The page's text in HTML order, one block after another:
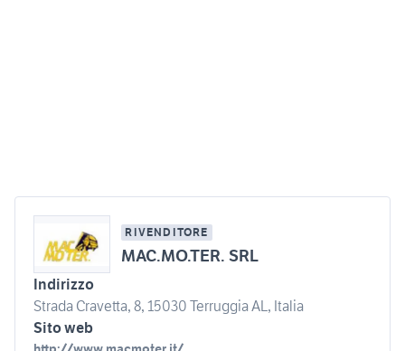
RIVENDITORE
MAC.MO.TER. SRL
Indirizzo
Strada Cravetta, 8, 15030 Terruggia AL, Italia
Sito web